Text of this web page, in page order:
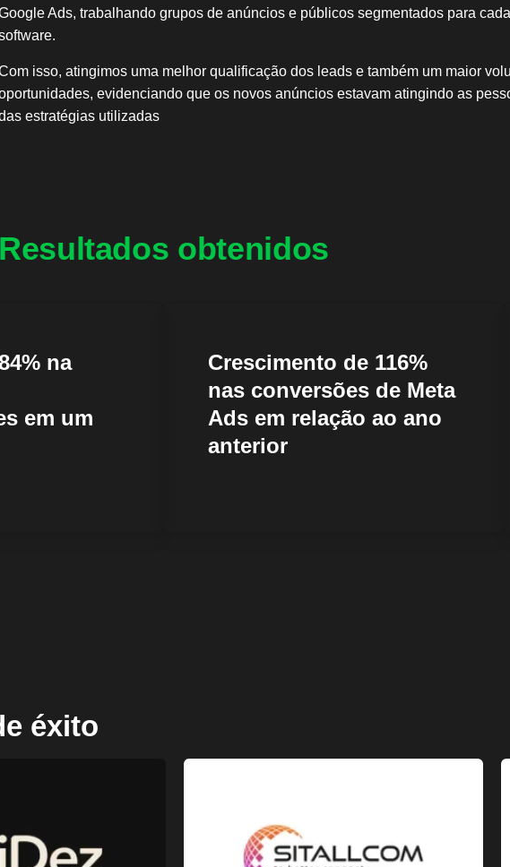
Ads, trabalhando grupos de anúncios e públicos segmentados para
isso, atingimos uma melhor qualificação dos leads e também um maior
evidenciando que os novos anúncios estavam atingindo as
estratégias utilizadas
Resultados obtenidos
na
em um
Crescimento de 116%
nas conversões de Meta
Ads em relação ao ano
anterior
éxito